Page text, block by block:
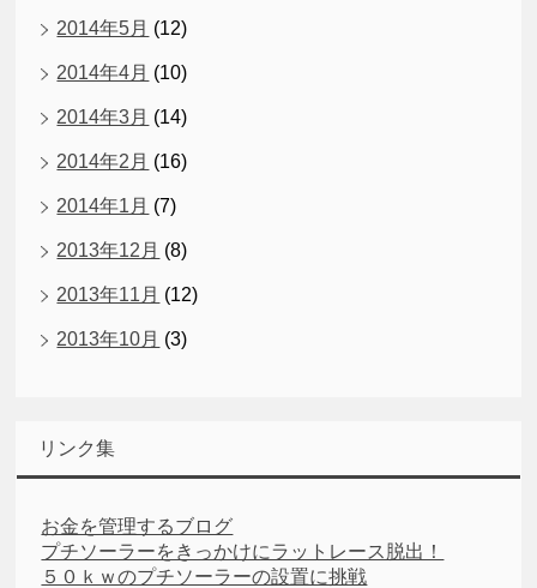
2014年5月 (12)
2014年4月 (10)
2014年3月 (14)
2014年2月 (16)
2014年1月 (7)
2013年12月 (8)
2013年11月 (12)
2013年10月 (3)
リンク集
お金を管理するブログ
プチソーラーをきっかけにラットレース脱出！
５０ｋｗのプチソーラーの設置に挑戦